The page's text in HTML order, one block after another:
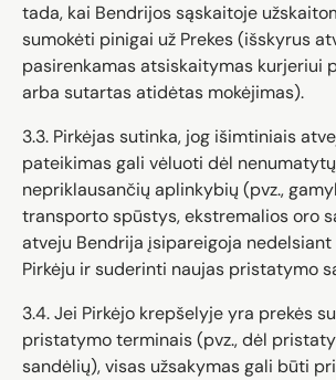
tada, kai Bendrijos sąskaitoje
sumokėti pinigai už Prekes (išskyrus
pasirenkamas atsiskaitymas kurjeriui
arba sutartas atidėtas mokėjimas).
3.3. Pirkėjas sutinka, jog išimtiniais
pateikimas gali vėluoti dėl
nepriklausančių aplinkybių (pvz.,
transporto spūstys, ekstremalios oro
atveju Bendrija įsipareigoja nedelsiant
Pirkėju ir suderinti naujas pristatymo
3.4. Jei Pirkėjo krepšelyje yra prekės
pristatymo terminais (pvz., dėl
sandėlių), visas užsakymas gali būti